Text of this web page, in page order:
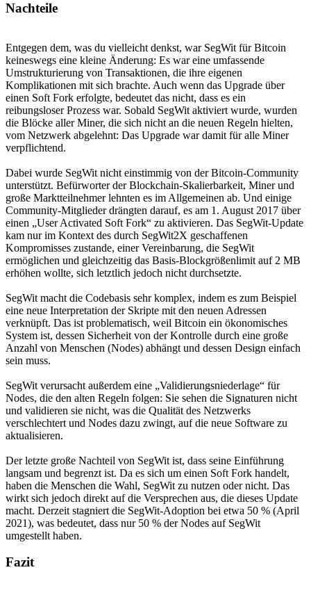
Nachteile
Entgegen dem, was du vielleicht denkst, war SegWit für Bitcoin
keineswegs eine kleine Änderung: Es war eine umfassende
Umstrukturierung von Transaktionen, die ihre eigenen
Komplikationen mit sich brachte. Auch wenn das Upgrade über
einen Soft Fork erfolgte, bedeutet das nicht, dass es ein
reibungsloser Prozess war. Sobald SegWit aktiviert wurde, wurden
die Blöcke aller Miner, die sich nicht an die neuen Regeln hielten,
vom Netzwerk abgelehnt: Das Upgrade war damit für alle Miner
verpflichtend.
Dabei wurde SegWit nicht einstimmig von der Bitcoin-Community
unterstützt. Befürworter der Blockchain-Skalierbarkeit, Miner und
große Marktteilnehmer lehnten es im Allgemeinen ab. Und einige
Community-Mitglieder drängten darauf, es am 1. August 2017 über
einen „User Activated Soft Fork“ zu aktivieren. Das SegWit-Update
kam nur im Kontext des durch SegWit2X geschaffenen
Kompromisses zustande, einer Vereinbarung, die SegWit
ermöglichen und gleichzeitig das Basis-Blockgrößenlimit auf 2 MB
erhöhen wollte, sich letztlich jedoch nicht durchsetzte.
SegWit macht die Codebasis sehr komplex, indem es zum Beispiel
eine neue Interpretation der Skripte mit den neuen Adressen
verknüpft. Das ist problematisch, weil Bitcoin ein ökonomisches
System ist, dessen Sicherheit von der Kontrolle durch eine große
Anzahl von Menschen (Nodes) abhängt und dessen Design einfach
sein muss.
SegWit verursacht außerdem eine „Validierungsniederlage“ für
Nodes, die den alten Regeln folgen: Sie sehen die Signaturen nicht
und validieren sie nicht, was die Qualität des Netzwerks
verschlechtert und Nodes dazu zwingt, auf die neue Software zu
aktualisieren.
Der letzte große Nachteil von SegWit ist, dass seine Einführung
langsam und begrenzt ist. Da es sich um einen Soft Fork handelt,
haben die Menschen die Wahl, SegWit zu nutzen oder nicht. Das
wirkt sich jedoch direkt auf die Versprechen aus, die dieses Update
macht. Derzeit stagniert die SegWit-Adoption bei etwa 50 % (April
2021), was bedeutet, dass nur 50 % der Nodes auf SegWit
umgestellt haben.
Fazit